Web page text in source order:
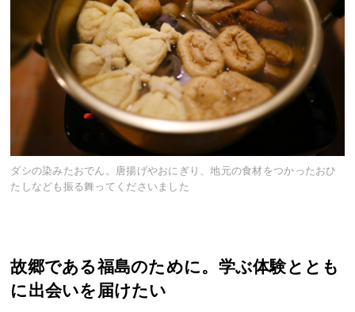
ダシの染みたおでん。唐揚げやおにぎり、地元の食材をつかったおひ
たしなども振る舞ってくださいました
故郷である福島のために。学ぶ体験ととも
に出会いを届けたい